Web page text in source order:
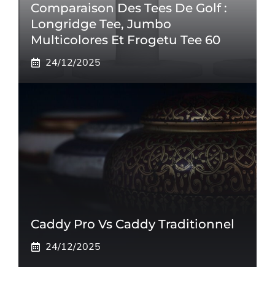
Comparaison Des Tees De Golf :
Longridge Tee, Jumbo
Multicolores Et Frogetu Tee 60
24/12/2025
Caddy Pro Vs Caddy Traditionnel
24/12/2025